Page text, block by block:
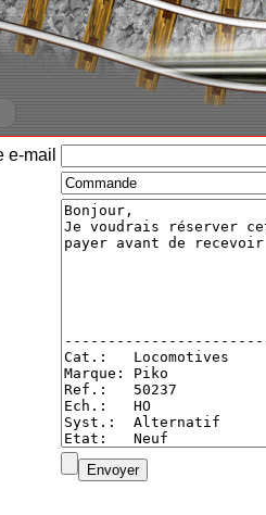
e-mail